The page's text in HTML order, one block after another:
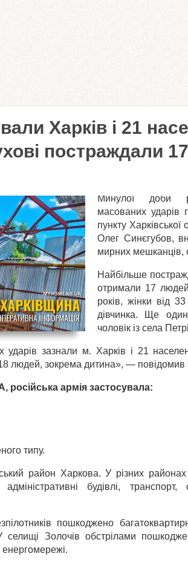
Харків і 21
постраждали
Минулої доби
масованих ударів
пункту Харківської
Олег Синєгубов,
мирних мешканців,
Найбільше
отримали 17
років, жінки від
дівчинка. Ще
чоловік із села
зазнали м. Харків і 21
людей, зокрема дитина», —
російська армія застосувала:
типу.
район Харкова. У різних районах
будівлі,
пошкоджено
селищі Золочів обстрілами
енергомережі.